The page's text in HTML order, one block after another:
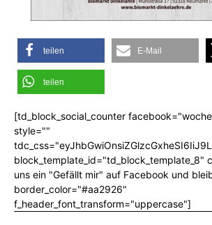
teilen E-Mail
teilen
[td_block_social_counter
style=""
block_template_id="td_block_template_8"
uns ein "Gefällt mir" auf Facebook und
border_color="#aa2926"
f_header_font_transform="uppercase"]